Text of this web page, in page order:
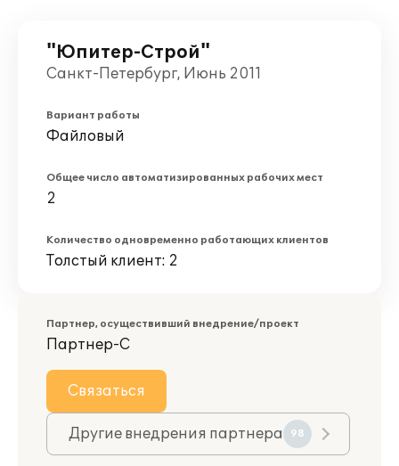
"Юпитер-Строй"
Санкт-Петербург, Июнь 2011
Вариант работы
Файловый
Общее число автоматизированных рабочих мест
2
Количество одновременно работающих клиентов
Толстый клиент: 2
Партнер, осуществивший внедрение/проект
Партнер-С
Связаться
Другие внедрения партнера 98